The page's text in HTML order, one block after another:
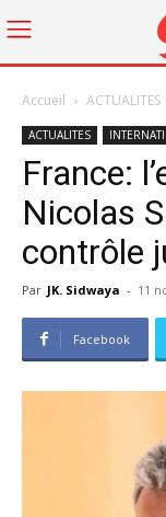
Accueil ACTUALITES
ACTUALITES
France:
Nicolas
contrôle
Par JK. Sidwaya - 11
Facebook